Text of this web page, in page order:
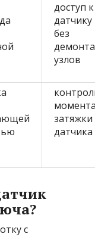
доступ к
датчику
без
узлов
затяжки
датчика
с